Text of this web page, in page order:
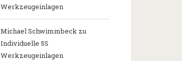
Werkzeugeinlagen
Michael Schwimmbeck zu
Individuelle 5S
Werkzeugeinlagen